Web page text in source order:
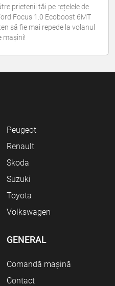
prietenii tăi pe rețelele de
Focus 1.0 Ecoboost 6MT
să fie mai repede la volanul
mașini!
Peugeot
Renault
Skoda
Suzuki
Toyota
Volkswagen
GENERAL
Comandă mașină
Contact